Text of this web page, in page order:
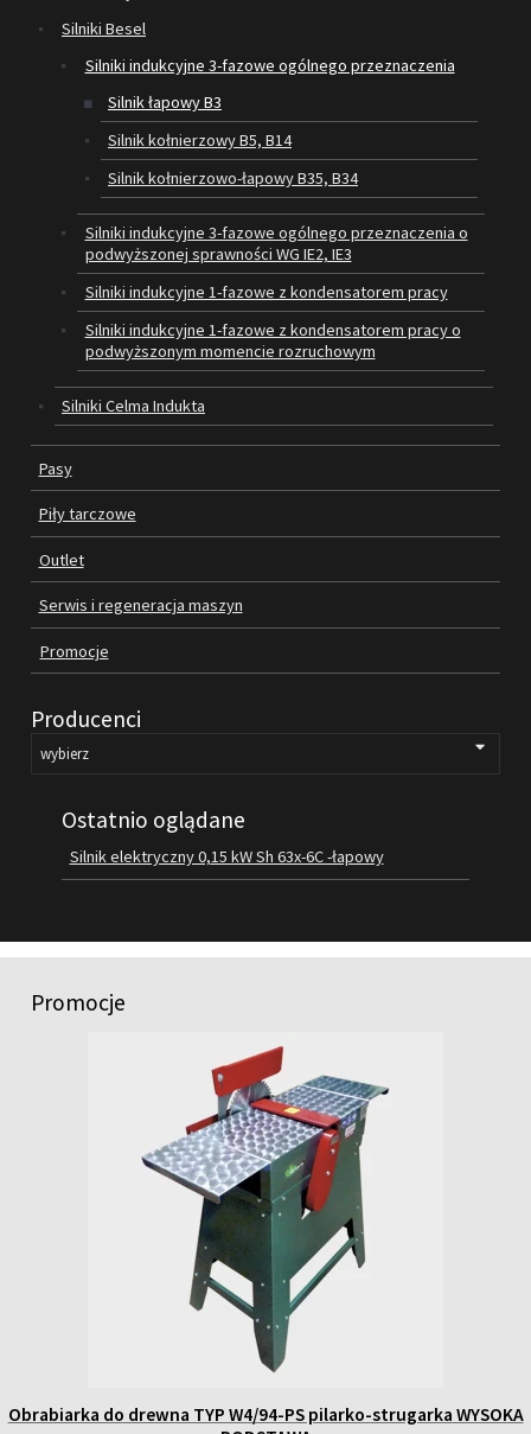
PIŁY TARCZOWE
OUTLET
SERWIS I REGENERACJA MASZYN
PROMOCJE
REGULAMIN
KATALOGI
OBRABIARKI DO DREWNA
SILNIKI ELEKTRYCZNE
PASY KLINOWE
FILMY
KONTAKT
Silniki Besel
Silniki indukcyjne 3-fazowe ogólnego przeznaczenia
Silnik łapowy B3
Silnik kołnierzowy B5, B14
Silnik kołnierzowo-łapowy B35, B34
Silniki indukcyjne 3-fazowe ogólnego przeznaczenia o
podwyższonej sprawności WG IE2, IE3
Silniki indukcyjne 1-fazowe z kondensatorem pracy
Silniki indukcyjne 1-fazowe z kondensatorem pracy o
podwyższonym momencie rozruchowym
Silniki Celma Indukta
Pasy
Piły tarczowe
Outlet
Serwis i regeneracja maszyn
Promocje
Producenci
Ostatnio oglądane
Silnik elektryczny 0,15 kW Sh 63x-6C -łapowy
Promocje
Obrabiarka do drewna TYP W4/94-PS pilarko-strugarka WYSOKA